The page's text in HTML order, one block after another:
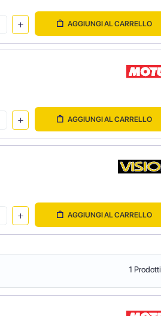
AGGIUNGI AL CARRELLO
AGGIUNGI AL CARRELLO
AGGIUNGI AL CARRELLO
1 Prodotti